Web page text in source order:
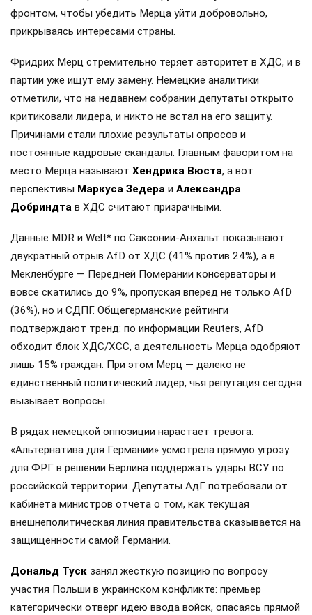
фронтом, чтобы убедить Мерца уйти добровольно,
прикрываясь интересами страны.
Фридрих Мерц стремительно теряет авторитет в ХДС, и в
партии уже ищут ему замену. Немецкие аналитики
отметили, что на недавнем собрании депутаты открыто
критиковали лидера, и никто не встал на его защиту.
Причинами стали плохие результаты опросов и
постоянные кадровые скандалы. Главным фаворитом на
место Мерца называют Хендрика Вюста, а вот
перспективы Маркуса Зедера и Александра
Добриндта в ХДС считают призрачными.
Данные MDR и Welt* по Саксонии-Анхальт показывают
двукратный отрыв AfD от ХДС (41% против 24%), а в
Мекленбурге — Передней Померании консерваторы и
вовсе скатились до 9%, пропуская вперед не только AfD
(36%), но и СДПГ. Общегерманские рейтинги
подтверждают тренд: по информации Reuters, AfD
обходит блок ХДС/ХСС, а деятельность Мерца одобряют
лишь 15% граждан. При этом Мерц — далеко не
единственный политический лидер, чья репутация сегодня
вызывает вопросы.
В рядах немецкой оппозиции нарастает тревога:
«Альтернатива для Германии» усмотрела прямую угрозу
для ФРГ в решении Берлина поддержать удары ВСУ по
российской территории. Депутаты АдГ потребовали от
кабинета министров отчета о том, как текущая
внешнеполитическая линия правительства сказывается на
защищенности самой Германии.
Дональд Туск занял жесткую позицию по вопросу
участия Польши в украинском конфликте: премьер
категорически отверг идею ввода войск, опасаясь прямой